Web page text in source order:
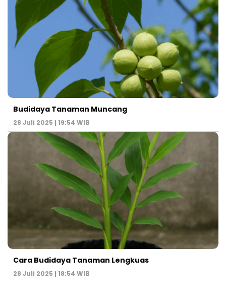
Budidaya Tanaman Muncang
28 Juli 2025 | 19:54 WIB
Cara Budidaya Tanaman Lengkuas
28 Juli 2025 | 18:54 WIB